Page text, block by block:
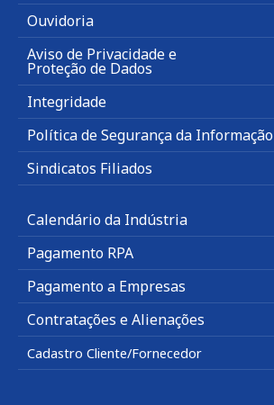
Ouvidoria
Aviso de Privacidade e
Proteção de Dados
Integridade
Política de Segurança da Informação
Sindicatos Filiados
Calendário da Indústria
Pagamento RPA
Pagamento a Empresas
Contratações e Alienações
Cadastro Cliente/Fornecedor